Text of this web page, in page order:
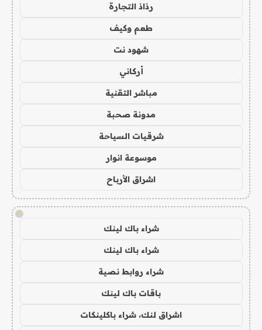
رذاذ التجارة
طعم وكيف
شهود نت
أركاني
مباشر التقنية
مدونة صحبة
شرقيات السياحة
موسوعة انوار
اشراق الأرباح
!
شراء باك لينك
شراء باك لينك
شراء روابط نصية
باقات باك لينك
اشراق لنك، شراء باكلينكات